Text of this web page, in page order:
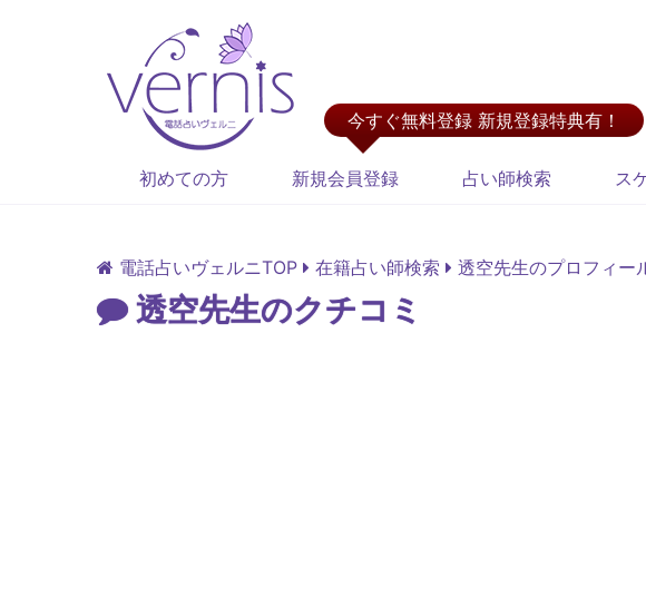
今すぐ無料登録 新規登録特典有！
初めての方 新規会員登録 占い師検索 ス
電話占いヴェルニTOP 在籍占い師検索 透空先生のプロフィー
透空先生のクチコミ